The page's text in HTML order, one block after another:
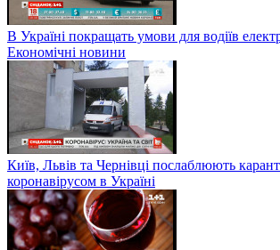
В Україні покращать умови для водіїв
Економічні новини
Київ, Львів та Чернівці послаблюють
коронавірусом в Україні